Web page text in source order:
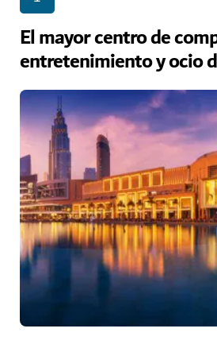
El mayor centro de
entretenimiento y ocio